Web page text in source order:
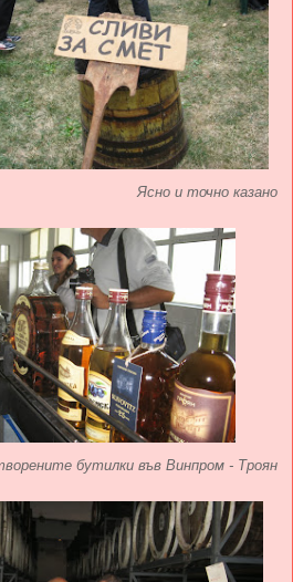
Ясно и точно казано
бутилки във Винпром - Троян